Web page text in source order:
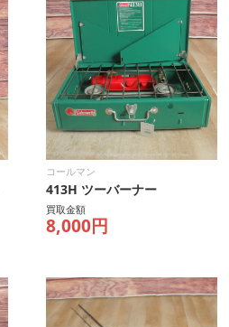
コールマン
413H ツーバーナー
買取金額
8,000円